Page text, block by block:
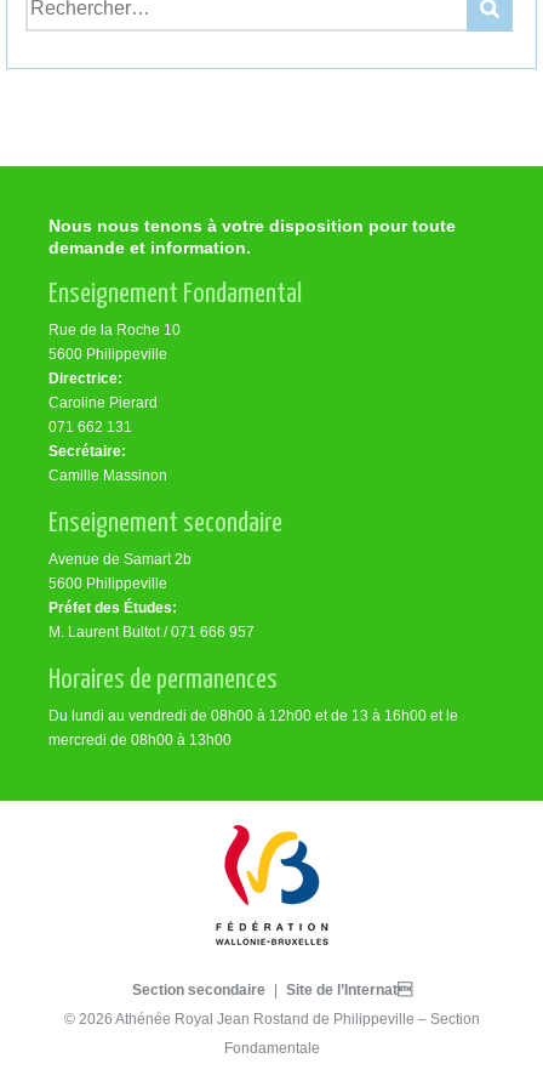
Nous nous tenons à votre disposition pour toute
demande et information.
Enseignement Fondamental
Rue de la Roche 10
5600 Philippeville
Directrice:
Caroline Pierard
071 662 131
Secrétaire:
Camille Massinon
Enseignement secondaire
Avenue de Samart 2b
5600 Philippeville
Préfet des Études:
M. Laurent Bultot / 071 666 957
Horaires de permanences
Du lundi au vendredi de 08h00 à 12h00 et de 13 à 16h00 et le
mercredi de 08h00 à 13h00
Section secondaire
Site de l’Internat
© 2026 Athénée Royal Jean Rostand de Philippeville – Section
Fondamentale